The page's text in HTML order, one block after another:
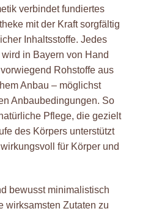
verbindet fundiertes
mit der Kraft sorgfältig
Inhaltsstoffe. Jedes
in Bayern von Hand
Rohstoffe aus
Anbau – möglichst
Anbaubedingungen. So
Pflege, die gezielt
des Körpers unterstützt
für Körper und
bewusst minimalistisch
wirksamsten Zutaten zu